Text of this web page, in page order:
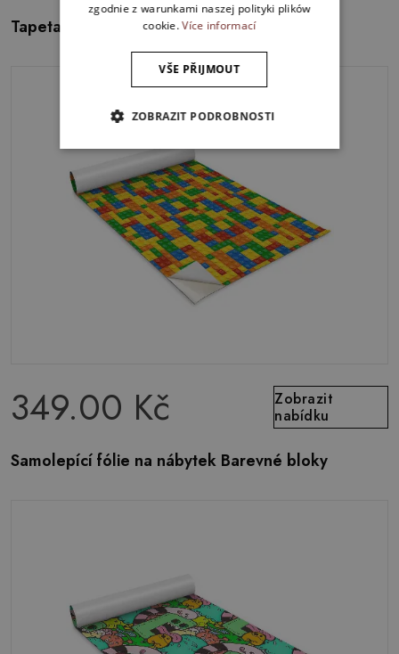
Tapeta na skříň Roztomilé sovy
349.00 Kč
Zobrazit
nabídku
Samolepící fólie na nábytek Barevné bloky
zgodnie z warunkami naszej polityki plików
cookie.Více informací
VŠE PŘIJMOUT
ZOBRAZIT PODROBNOSTI